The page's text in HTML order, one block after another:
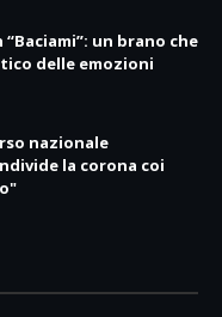
un brano che
delle emozioni
nazionale
la corona coi